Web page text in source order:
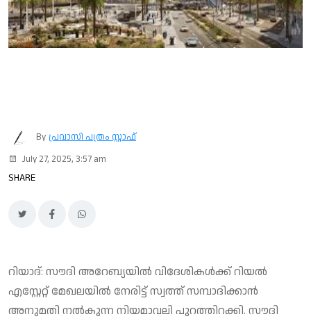
By പ്രവാസി പത്രം സ്റ്റാഫ്
July 27, 2025, 3:57 am
SHARE
റിയാദ്: സൗദി അറേബ്യയില്‍ വിദേശികള്‍ക്ക് റിയല്‍
എസ്റ്റേറ്റ് മേഖലയില്‍ നേരിട്ട് സ്വത്ത് സമ്പാദിക്കാന്‍
അനുമതി നല്‍കുന്ന നിയമാവലി പുറത്തിറക്കി. സൗദി